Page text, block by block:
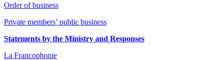
Order of business
Private members’ public business
Statements by the Ministry and Responses
La Francophonie